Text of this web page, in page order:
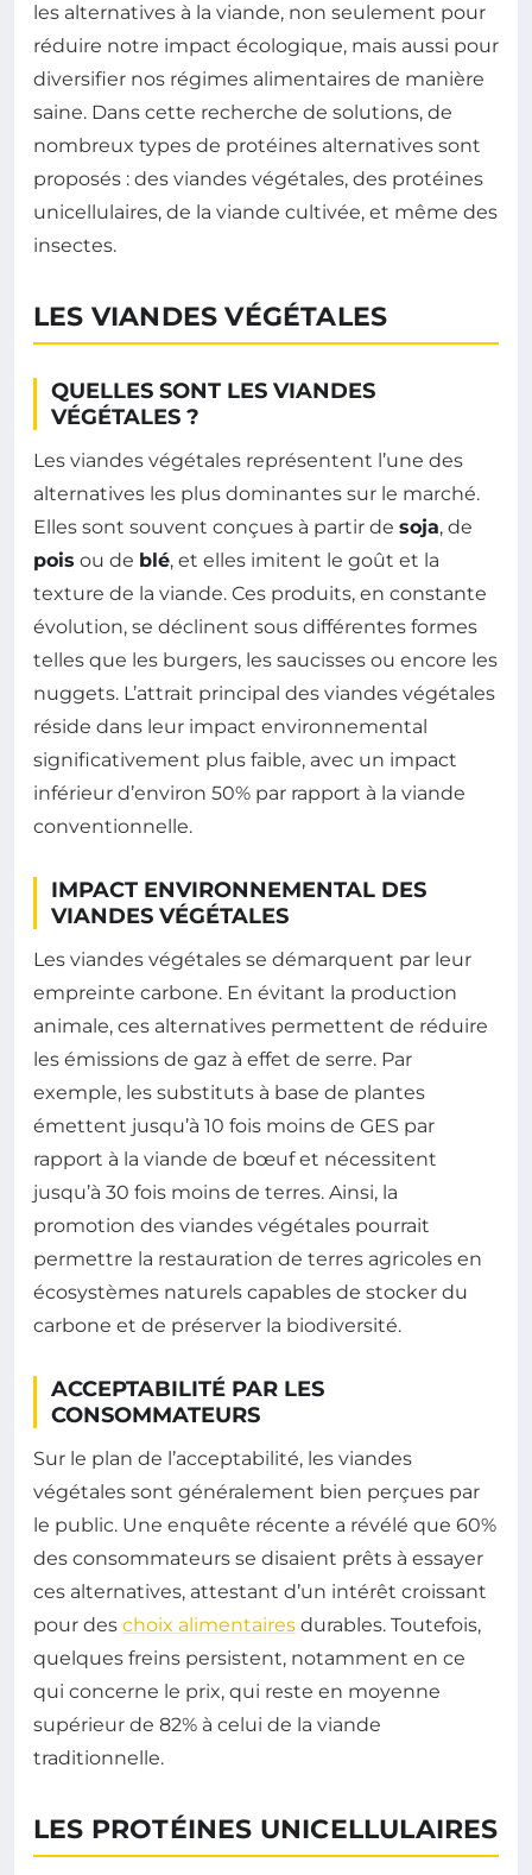
les alternatives à la viande, non seulement pour
réduire notre impact écologique, mais aussi pour
diversifier nos régimes alimentaires de manière
saine. Dans cette recherche de solutions, de
nombreux types de protéines alternatives sont
proposés : des viandes végétales, des protéines
unicellulaires, de la viande cultivée, et même des
insectes.
LES VIANDES VÉGÉTALES
QUELLES SONT LES VIANDES
VÉGÉTALES ?
Les viandes végétales représentent l’une des
alternatives les plus dominantes sur le marché.
Elles sont souvent conçues à partir de soja, de
pois ou de blé, et elles imitent le goût et la
texture de la viande. Ces produits, en constante
évolution, se déclinent sous différentes formes
telles que les burgers, les saucisses ou encore les
nuggets. L’attrait principal des viandes végétales
réside dans leur impact environnemental
significativement plus faible, avec un impact
inférieur d’environ 50% par rapport à la viande
conventionnelle.
IMPACT ENVIRONNEMENTAL DES
VIANDES VÉGÉTALES
Les viandes végétales se démarquent par leur
empreinte carbone. En évitant la production
animale, ces alternatives permettent de réduire
les émissions de gaz à effet de serre. Par
exemple, les substituts à base de plantes
émettent jusqu’à 10 fois moins de GES par
rapport à la viande de bœuf et nécessitent
jusqu’à 30 fois moins de terres. Ainsi, la
promotion des viandes végétales pourrait
permettre la restauration de terres agricoles en
écosystèmes naturels capables de stocker du
carbone et de préserver la biodiversité.
ACCEPTABILITÉ PAR LES
CONSOMMATEURS
Sur le plan de l’acceptabilité, les viandes
végétales sont généralement bien perçues par
le public. Une enquête récente a révélé que 60%
des consommateurs se disaient prêts à essayer
ces alternatives, attestant d’un intérêt croissant
pour des choix alimentaires durables. Toutefois,
quelques freins persistent, notamment en ce
qui concerne le prix, qui reste en moyenne
supérieur de 82% à celui de la viande
traditionnelle.
LES PROTÉINES UNICELLULAIRES